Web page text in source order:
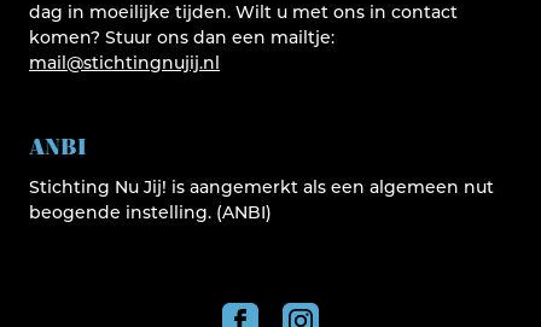
dag in moeilijke tijden. Wilt u met ons in contact
komen? Stuur ons dan een mailtje:
mail@stichtingnujij.nl
ANBI
Stichting Nu Jij! is aangemerkt als een algemeen nut
beogende instelling. (ANBI)